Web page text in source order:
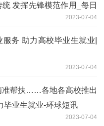
发挥先锋模范作用_每日
2023-07-04
务 助力高校毕业生就业|
2023-07-04
准帮扶……各地各高校推出
毕业生就业-环球短讯
2023-07-04